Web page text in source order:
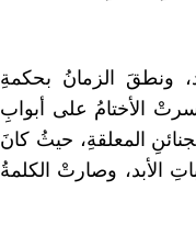
ونطقَ الزمانُ بحكمةِ
الأختامُ على أبوابِ
المعلقةِ، حيثُ كانَ
الأبد، وصارتْ الكلمةُ